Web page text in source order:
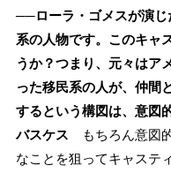
──ローラ・ゴメスが演じ
系の人物です。このキャ
うか？つまり、元々はア
った移民系の人が、仲間
するという構図は、意図
バスケス もちろん意図
なことを狙ってキャステ